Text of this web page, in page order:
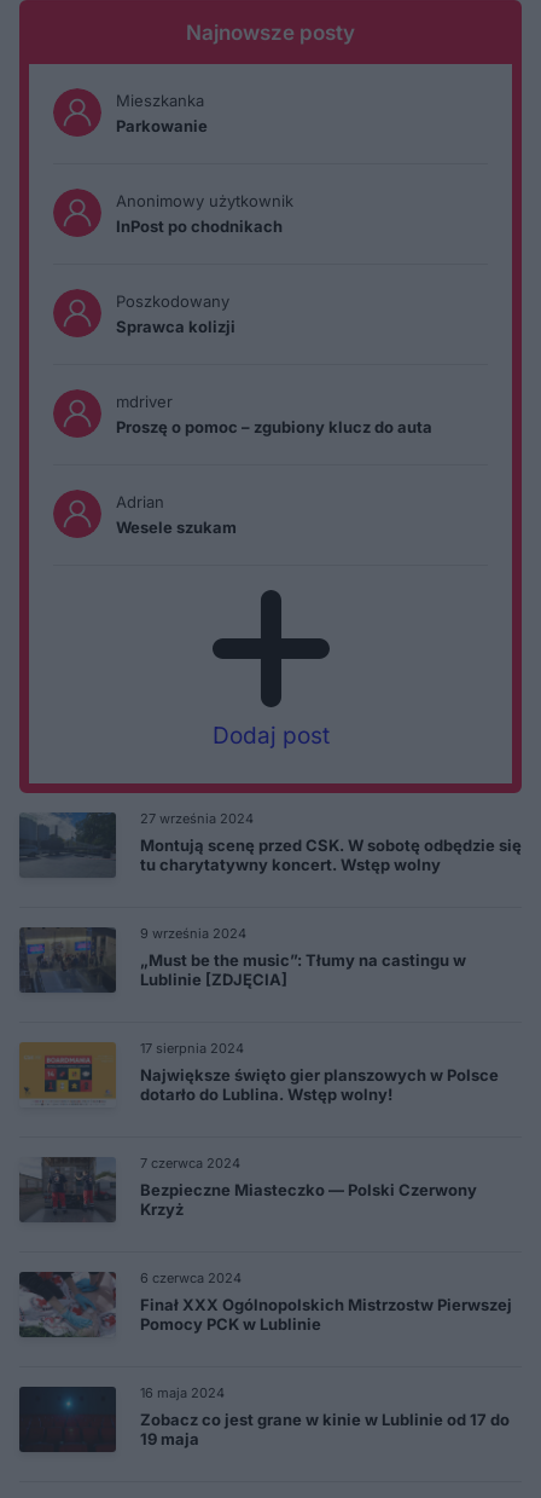
27 września 2024
Montują scenę przed CSK. W sobotę odbędzie się
tu charytatywny koncert. Wstęp wolny
9 września 2024
„Must be the music”: Tłumy na castingu w
Lublinie [ZDJĘCIA]
17 sierpnia 2024
Największe święto gier planszowych w Polsce
dotarło do Lublina. Wstęp wolny!
7 czerwca 2024
Bezpieczne Miasteczko — Polski Czerwony
Krzyż
6 czerwca 2024
Finał XXX Ogólnopolskich Mistrzostw Pierwszej
Pomocy PCK w Lublinie
16 maja 2024
Zobacz co jest grane w kinie w Lublinie od 17 do
19 maja
Najnowsze posty
Mieszkanka
Parkowanie
Anonimowy użytkownik
InPost po chodnikach
Poszkodowany
Sprawca kolizji
mdriver
Proszę o pomoc – zgubiony klucz do auta
Adrian
Wesele szukam
Dodaj post